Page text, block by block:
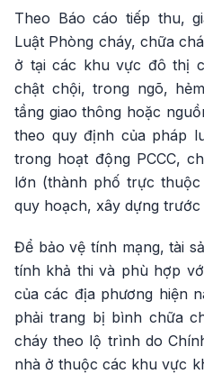
Theo Báo cáo tiếp thu,
Luật Phòng cháy, chữa
ở tại các khu vực đô thị
chật chội, trong ngõ,
tầng giao thông hoặc
theo quy định của pháp
trong hoạt động PCCC,
lớn (thành phố trực
quy hoạch, xây dựng trước
Để bảo vệ tính mạng, tài
tính khả thi và phù hợp
của các địa phương hiện
phải trang bị bình chữa
cháy theo lộ trình do
nhà ở thuộc các khu vực